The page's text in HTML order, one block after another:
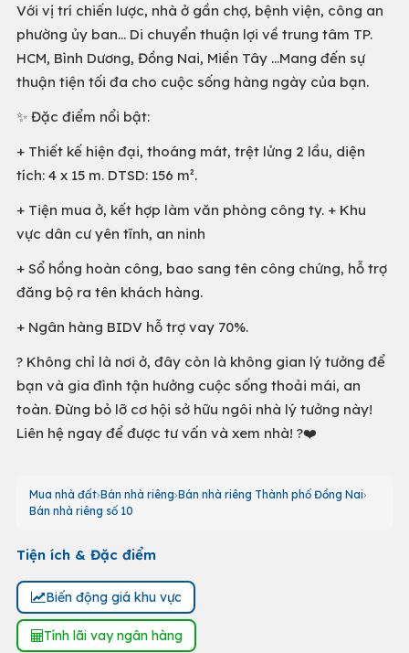
Với vị trí chiến lược, nhà ở gần chợ, bệnh viện, công an
phường ủy ban… Di chuyển thuận lợi về trung tâm TP.
HCM, Bình Dương, Đồng Nai, Miền Tây …Mang đến sự
thuận tiện tối đa cho cuộc sống hàng ngày của bạn.
✨ Đặc điểm nổi bật:
+ Thiết kế hiện đại, thoáng mát, trệt lửng 2 lầu, diện
tích: 4 x 15 m. DTSD: 156 m².
+ Tiện mua ở, kết hợp làm văn phòng công ty. + Khu
vực dân cư yên tĩnh, an ninh
+ Sổ hồng hoàn công, bao sang tên công chứng, hỗ trợ
đăng bộ ra tên khách hàng.
+ Ngân hàng BIDV hỗ trợ vay 70%.
? Không chỉ là nơi ở, đây còn là không gian lý tưởng để
bạn và gia đình tận hưởng cuộc sống thoải mái, an
toàn. Đừng bỏ lỡ cơ hội sở hữu ngôi nhà lý tưởng này!
Liên hệ ngay để được tư vấn và xem nhà! ?❤️
Mua nhà đất Bán nhà riêng Bán nhà riêng Thành phố Đồng Nai
Bán nhà riêng số 10
Tiện ích & Đặc điểm
Biến động giá khu vực
Tính lãi vay ngân hàng